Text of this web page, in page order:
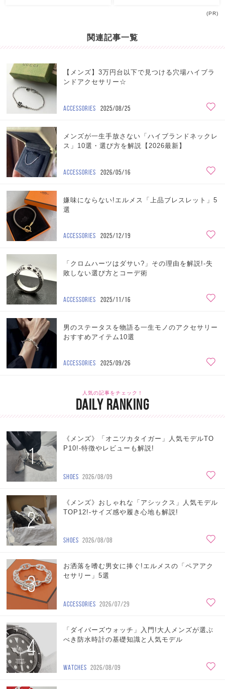
(PR)
関連記事一覧
【メンズ】3万円台以下で見つける穴場ハイブラ
ンドアクセサリー☆
ACCESSORIES 2025/08/25
メンズが一生手放さない「ハイブランドネックレ
ス」10選・選び方を解説【2026最新】
ACCESSORIES 2026/05/16
嫌味にならない!エルメス「上品ブレスレット」5
選
ACCESSORIES 2025/12/19
「クロムハーツはダサい?」その理由を解説!-失
敗しない選び方とコーデ術
ACCESSORIES 2025/11/16
男のステータスを物語る一生モノのアクセサリー
おすすめアイテム10選
ACCESSORIES 2025/09/26
人気の記事をチェック！
DAILY RANKING
1
《メンズ》「オニツカタイガー」人気モデルTO
P10!-特徴やレビューも解説!
SHOES 2026/08/09
2
《メンズ》おしゃれな「アシックス」人気モデル
TOP12!-サイズ感や履き心地も解説!
SHOES 2026/08/08
3
お洒落を嗜む男女に捧ぐ!エルメスの「ペアアク
セサリー」5選
ACCESSORIES 2026/07/29
4
「ダイバーズウォッチ」入門!大人メンズが選ぶ
べき防水時計の基礎知識と人気モデル
WATCHES 2026/08/09